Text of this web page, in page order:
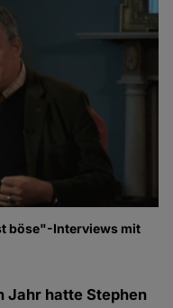
böse"-Interviews mit
Jahr hatte Stephen